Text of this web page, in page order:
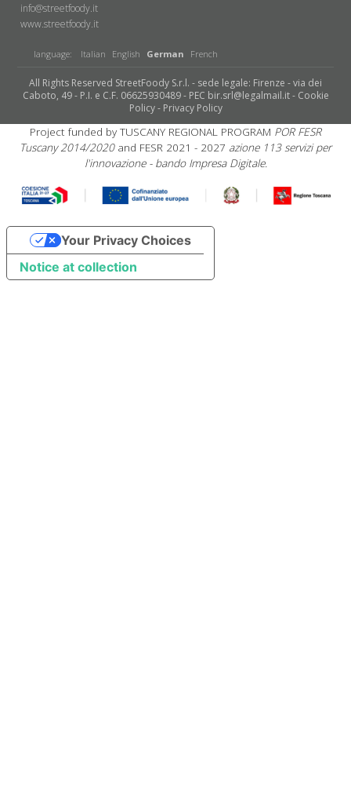
info@streetfoody.it
www.streetfoody.it
language: Italian English German French
All Rights Reserved StreetFoody S.r.l. - sede legale: Firenze - via dei
Caboto, 49 - P.I. e C.F. 06625930489 - PEC bir.srl@legalmail.it - Cookie
Policy- Privacy Policy
Project funded by TUSCANY REGIONAL PROGRAM POR FESR
Tuscany 2014/2020and FESR 2021 - 2027 azione 113 servizi per
l'innovazione - bando Impresa Digitale.
Notice at collection
Your Privacy Choices